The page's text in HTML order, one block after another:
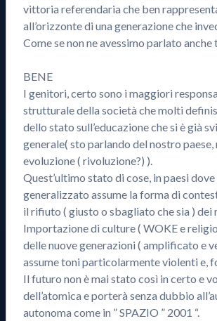
vittoria referendaria che ben
all’orizzonte di una generazione che
Come se non ne avessimo parlato
BENE
I genitori, certo sono i maggiori
strutturale della società che molti
dello stato sull’educazione che si è già
generale( sto parlando del nostro
evoluzione ( rivoluzione?) ).
Quest’ultimo stato di cose, in paesi
generalizzato assume la forma di
il rifiuto ( giusto o sbagliato che sia )
Importazione di culture ( WOKE e
delle nuove generazioni ( amplificato e
assume toni particolarmente violenti e,
Il futuro non è mai stato così in certo e
dell’atomica e porterà senza dubbio
autonoma come in ” SPAZIO ” 2001 “.